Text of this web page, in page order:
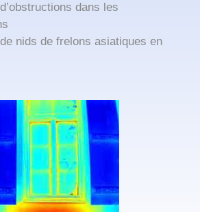
dans les
nids de frelons asiatiques en